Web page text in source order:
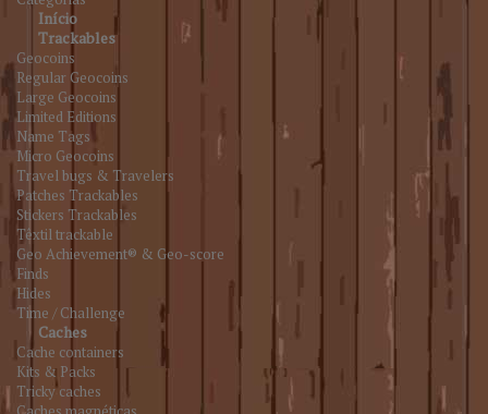
Início
Trackables
Geocoins
Regular Geocoins
Large Geocoins
Limited Editions
Name Tags
Micro Geocoins
Travel bugs & Travelers
Patches Trackables
Stickers Trackables
Têxtil trackable
Geo Achievement® & Geo-score
Finds
Hides
Time / Challenge
Caches
Cache containers
Kits & Packs
Tricky caches